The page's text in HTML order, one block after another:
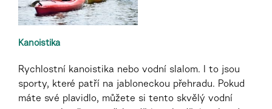
Kanoistika
Rychlostní kanoistika nebo vodní slalom. I to jsou
sporty, které patří na jabloneckou přehradu. Pokud
máte své plavidlo, můžete si tento skvělý vodní